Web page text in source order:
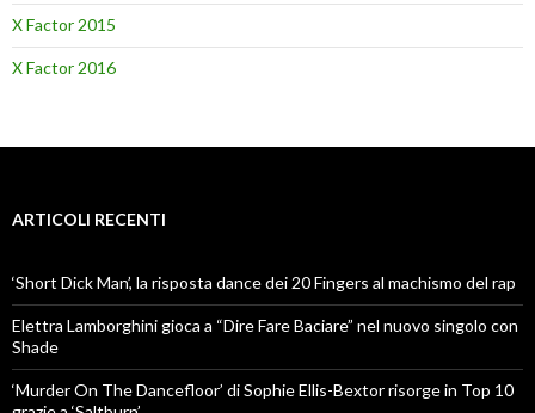
X Factor 2015
X Factor 2016
ARTICOLI RECENTI
‘Short Dick Man’, la risposta dance dei 20 Fingers al machismo del rap
Elettra Lamborghini gioca a “Dire Fare Baciare” nel nuovo singolo con
Shade
‘Murder On The Dancefloor’ di Sophie Ellis-Bextor risorge in Top 10